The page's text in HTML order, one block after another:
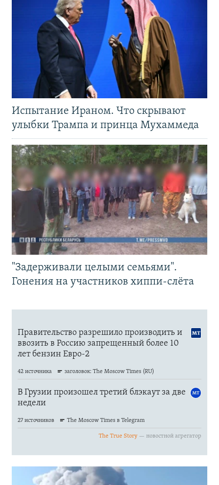
Испытание Ираном. Что скрывают
улыбки Трампа и принца Мухаммеда
"Задерживали целыми семьями".
Гонения на участников хиппи-слёта